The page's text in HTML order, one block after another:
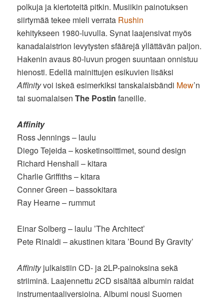
polkuja ja kiertoteitä pitkin. Musiikin painotuksen
siirtymää tekee mieli verrata Rushin
kehitykseen 1980-luvulla. Synat laajensivat myös
kanadalaistrion levytysten sfäärejä yllättävän paljon.
Hakenin avaus 80-luvun progen suuntaan onnistuu
hienosti. Edellä mainittujen esikuvien lisäksi
Affinityvoi iskeä esimerkiksi tanskalaisbändi Mew’n
tai suomalaisenThe Postin faneille.
Affinity
Ross Jennings – laulu
Diego Tejeida – kosketinsoittimet, sound design
Richard Henshall – kitara
Charlie Griffiths – kitara
Conner Green – bassokitara
Ray Hearne – rummut
Einar Solberg – laulu ’The Architect’
Pete Rinaldi – akustinen kitara ’Bound By Gravity’
Affinityjulkaistiin CD- ja 2LP-painoksina sekä
striiminä. Laajennettu 2CD sisältää albumin raidat
instrumentaaliversioina. Albumi nousi Suomen